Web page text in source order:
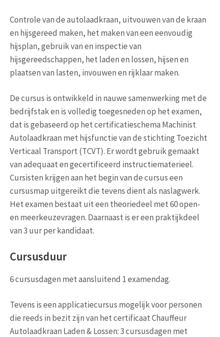
Controle van de autolaadkraan, uitvouwen van de kraan
en hijsgereed maken, het maken van een eenvoudig
hijsplan, gebruik van en inspectie van
hijsgereedschappen, het laden en lossen, hijsen en
plaatsen van lasten, invouwen en rijklaar maken.
De cursus is ontwikkeld in nauwe samenwerking met de
bedrijfstak en is volledig toegesneden op het examen,
dat is gebaseerd op het certificatieschema Machinist
Autolaadkraan met hijsfunctie van de stichting Toezicht
Verticaal Transport (TCVT). Er wordt gebruik gemaakt
van adequaat en gecertificeerd instructiematerieel.
Cursisten krijgen aan het begin van de cursus een
cursusmap uitgereikt die tevens dient als naslagwerk.
Het examen bestaat uit een theoriedeel met 60 open-
en meerkeuzevragen. Daarnaast is er een praktijkdeel
van 3 uur per kandidaat.
Cursusduur
6 cursusdagen met aansluitend 1 examendag.
Tevens is een applicatiecursus mogelijk voor personen
die reeds in bezit zijn van het certificaat Chauffeur
Autolaadkraan Laden & Lossen: 3 cursusdagen met